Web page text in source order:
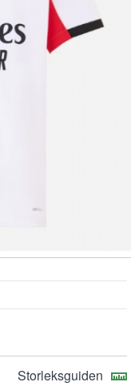
Storleksguiden